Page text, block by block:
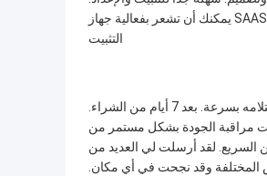
يمكنك أن تشعر بفعالية جهاز SAAS مباشرة بعد
التثبيت
الشحن: تم استلامه بسرعة. بعد 7 أيام من الشراء.
مراقبة الجودة بشكل مستمر من
السريع. لقد أرسلت لي العديد من
وقد نجحت في أي مكان.